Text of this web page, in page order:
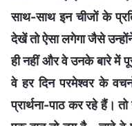
साथ-साथ इन चीजों के
देखें तो ऐसा लगेगा जैसे
ही नहीं और वे उनके बारे में
वे हर दिन परमेश्वर के
प्रार्थना-पाठ कर रहे हैं।